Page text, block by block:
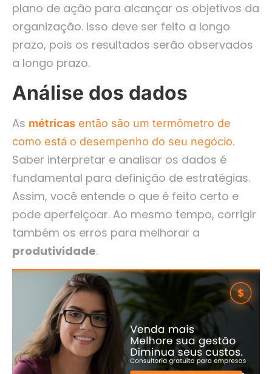
plano de ação para alcançar os objetivos da
organização. Isso deve ser feito a longo
prazo, pois os resultados serão observados
a longo prazo.
Análise dos dados
As métricas então são um termômetro de
como está o desempenho do seu negócio.
Saber interpretar e analisar os dados é
fundamental para definição de estratégias.
Assim, você entende o que é feito certo e
pode aperfeiçoar. Ao mesmo tempo, corrigir
também os erros para melhorar a
produtividade.